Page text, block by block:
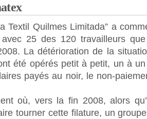
Textil Quilmes Limitada” a
25 des 120 travailleurs
La détérioration de la
été opérés petit à petit, un à
payés au noir, le non-
où, vers la fin 2008, alors
tourner cette filature, un